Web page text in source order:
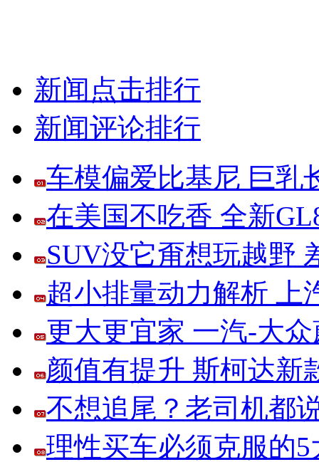
新闻点击排行
新闻评论排行
车模偏爱比基尼 巨乳
在美国不吃香 全新
SUV没它甭想玩越野
超小排量动力解析 上
更大更宜家 一汽-大
颜值有提升 斯柯达新
不想追尾？老司机都
理性买车必须克服的5